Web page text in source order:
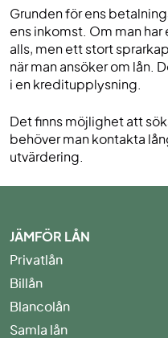
Grunden för ens
ens inkomst. Om man
alls, men ett stort
när man ansöker om lån.
i en kreditupplysning.
Det finns möjlighet att
behöver man kontakta
utvärdering.
JÄMFÖR LÅN
Privatlån
Billån
Blancolån
Samla lån